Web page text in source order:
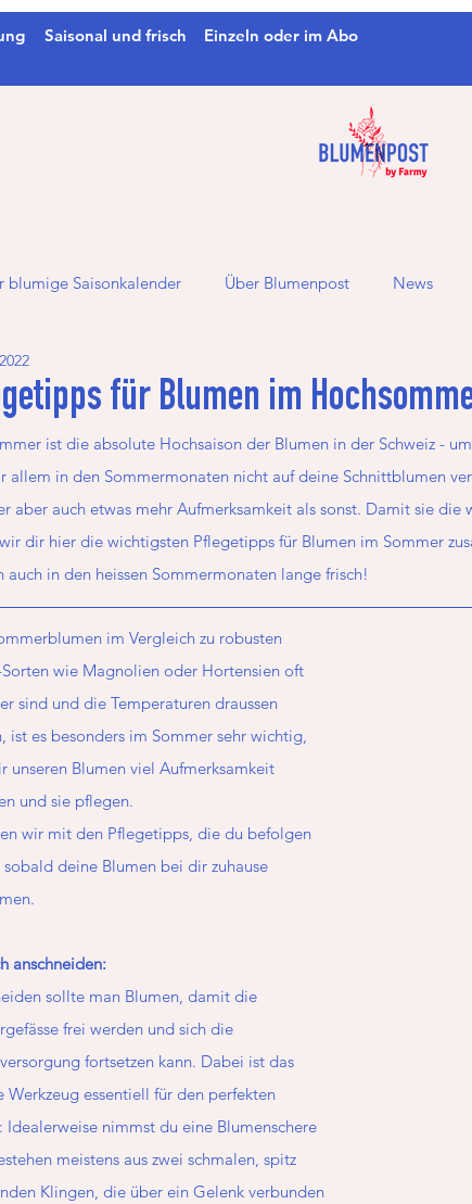
Saisonal und frisch Einzeln oder im Abo
blumige Saisonkalender Über Blumenpost News
Herbst
für Blumen im
ist die absolute Hochsaison der Blumen in der Schweiz -
allem in den Sommermonaten nicht auf deine Schnittblumen
aber auch etwas mehr Aufmerksamkeit als sonst. Damit sie die
dir hier die wichtigsten Pflegetipps für Blumen im Sommer
auch in den heissen Sommermonaten lange frisch!
im Vergleich zu robusten
wie Magnolien oder Hortensien oft
sind und die Temperaturen draussen
ist es besonders im Sommer sehr wichtig,
unseren Blumen viel Aufmerksamkeit
und sie pflegen.
wir mit den Pflegetipps, die du befolgen
sobald deine Blumen bei dir zuhause
anschneiden:
sollte man Blumen, damit die
frei werden und sich die
fortsetzen kann. Dabei ist das
Werkzeug essentiell für den perfekten
Idealerweise nimmst du eine Blumenschere
meistens aus zwei schmalen, spitz
Klingen, die über ein Gelenk verbunden